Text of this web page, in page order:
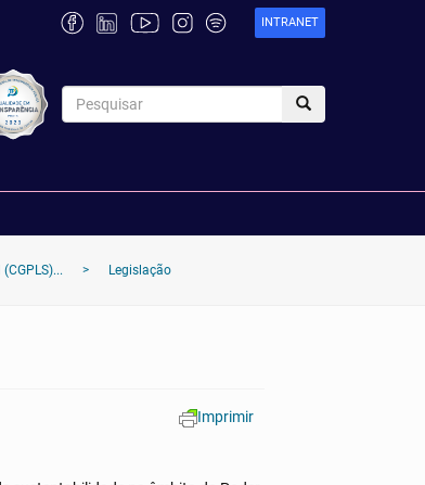
INTRANET
> Legislação
Imprimir